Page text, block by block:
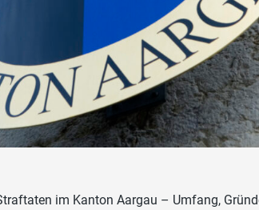
im Kanton Aargau – Umfang,